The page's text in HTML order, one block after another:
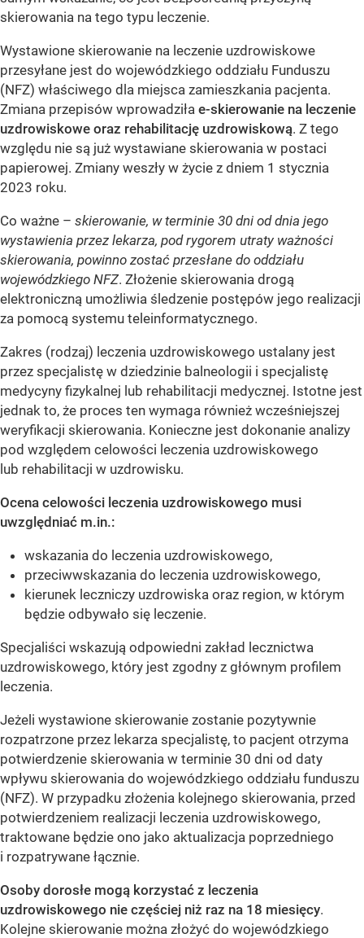
skierowania na tego typu leczenie.
Wystawione skierowanie na leczenie uzdrowiskowe
przesyłane jest do wojewódzkiego oddziału Funduszu
(NFZ) właściwego dla miejsca zamieszkania pacjenta.
Zmiana przepisów wprowadziła e-skierowanie na leczenie
uzdrowiskowe oraz rehabilitację uzdrowiskową. Z tego
względu nie są już wystawiane skierowania w postaci
papierowej. Zmiany weszły w życie z dniem 1 stycznia
2023 roku.
Co ważne – skierowanie, w terminie 30 dni od dnia jego
wystawienia przez lekarza, pod rygorem utraty ważności
skierowania, powinno zostać przesłane do oddziału
wojewódzkiego NFZ. Złożenie skierowania drogą
elektroniczną umożliwia śledzenie postępów jego realizacji
za pomocą systemu teleinformatycznego.
Zakres (rodzaj) leczenia uzdrowiskowego ustalany jest
przez specjalistę w dziedzinie balneologii i specjalistę
medycyny fizykalnej lub rehabilitacji medycznej. Istotne jest
jednak to, że proces ten wymaga również wcześniejszej
weryfikacji skierowania. Konieczne jest dokonanie analizy
pod względem celowości leczenia uzdrowiskowego
lub rehabilitacji w uzdrowisku.
Ocena celowości leczenia uzdrowiskowego musi
uwzględniać m.in.:
wskazania do leczenia uzdrowiskowego,
przeciwwskazania do leczenia uzdrowiskowego,
kierunek leczniczy uzdrowiska oraz region, w którym
będzie odbywało się leczenie.
Specjaliści wskazują odpowiedni zakład lecznictwa
uzdrowiskowego, który jest zgodny z głównym profilem
leczenia.
Jeżeli wystawione skierowanie zostanie pozytywnie
rozpatrzone przez lekarza specjalistę, to pacjent otrzyma
potwierdzenie skierowania w terminie 30 dni od daty
wpływu skierowania do wojewódzkiego oddziału funduszu
(NFZ). W przypadku złożenia kolejnego skierowania, przed
potwierdzeniem realizacji leczenia uzdrowiskowego,
traktowane będzie ono jako aktualizacja poprzedniego
i rozpatrywane łącznie.
Osoby dorosłe mogą korzystać z leczenia
uzdrowiskowego nie częściej niż raz na 18 miesięcy.
Kolejne skierowanie można złożyć do wojewódzkiego